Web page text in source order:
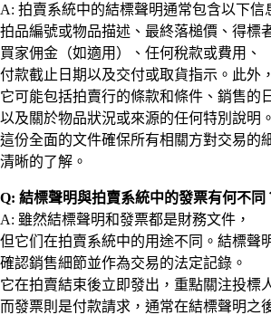
A: 拍賣系統中的結標聲明通常包含以下信
拍品編號或物品描述、最終落槌價、得標
買家佣金（如適用）、任何稅款或費用、
付款截止日期以及交付或取貨指示。此外，
它可能包括拍賣行的條款和條件、銷售的
以及關於物品狀況或來源的任何特別說明。
這份全面的文件確保所有相關方對交易的
清晰的了解。
Q: 結標聲明與拍賣系統中的發票有何不同
A: 雖然結標聲明和發票都是財務文件，
但它们在拍賣系統中的用途不同。結標聲
確認銷售細節並作為交易的法定記錄。
它在拍賣結束後立即發出，重點關注投標
而發票則是付款請求，通常在結標聲明之